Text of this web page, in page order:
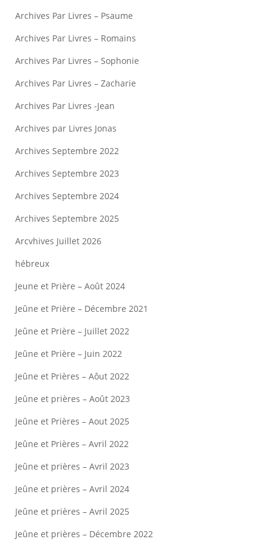
Archives Par Livres – Psaume
Archives Par Livres – Romains
Archives Par Livres – Sophonie
Archives Par Livres – Zacharie
Archives Par Livres -Jean
Archives par Livres Jonas
Archives Septembre 2022
Archives Septembre 2023
Archives Septembre 2024
Archives Septembre 2025
Arcvhives Juillet 2026
hébreux
Jeune et Prière – Août 2024
Jeûne et Prière – Décembre 2021
Jeûne et Prière – Juillet 2022
Jeûne et Prière – Juin 2022
Jeûne et Prières – Aôut 2022
Jeûne et prières – Août 2023
Jeûne et Prières – Aout 2025
Jeûne et Prières – Avril 2022
Jeûne et prières – Avril 2023
Jeûne et prières – Avril 2024
Jeûne et prières – Avril 2025
Jeûne et prières – Décembre 2022